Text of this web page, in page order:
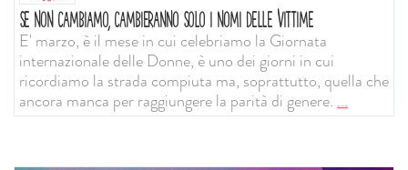
SE NON CAMBIAMO, CAMBIERANNO SOLO I NOMI DELLE VITTIME
E' marzo, è il mese in cui celebriamo la Giornata
internazionale delle Donne, è uno dei giorni in cui
ricordiamo la strada compiuta ma, soprattutto, quella che
ancora manca per raggiungere la parità di genere. ...